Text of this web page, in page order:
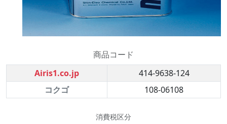
商品コード
Airis1.co.jp
414-9638-124
コクゴ
108-06108
消費税区分